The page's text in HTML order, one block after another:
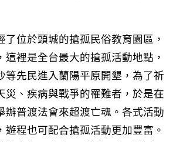
了位於頭城的搶孤民俗教育園區，
這裡是全台最大的搶孤活動地點，
等先民進入蘭陽平原開墾，為了祈
災、疾病與戰爭的罹難者，於是在
辦普渡法會來超渡亡魂。各式活動
遊程也可配合搶孤活動更加豐富。